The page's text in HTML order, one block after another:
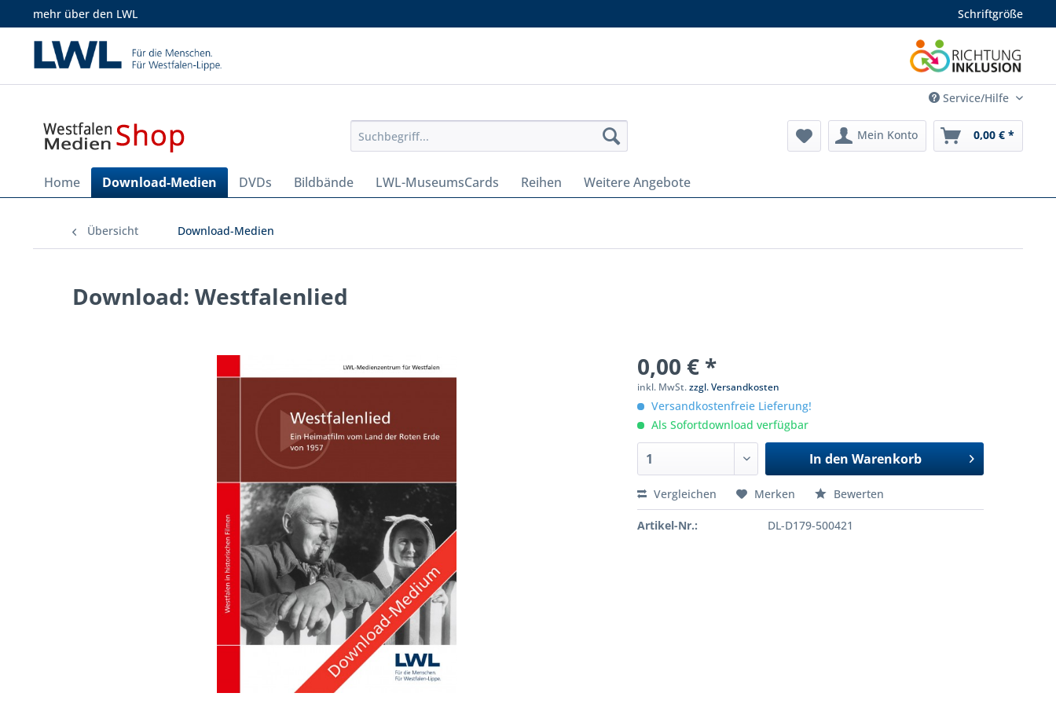
mehr über den LWL Schriftgröße
Service/Hilfe
Mein Konto 0,00 € *
Home Download-Medien DVDs Bildbände LWL-MuseumsCards Reihen Weitere Angebote
Übersicht Download-Medien
Download: Westfalenlied
0,00 € *
inkl. MwSt.zzgl. Versandkosten
Versandkostenfreie Lieferung!
Als Sofortdownload verfügbar
In den Warenkorb
Vergleichen Merken Bewerten
Artikel-Nr.: DL-D179-500421